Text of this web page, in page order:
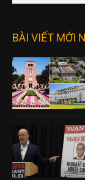
BÀI VIẾT MỚI